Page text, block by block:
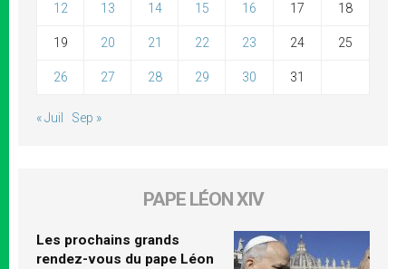
12 13 14 15 16 17 18
19 20 21 22 23 24 25
26 27 28 29 30 31
« Juil Sep »
PAPE LÉON XIV
Les prochains grands
rendez-vous du pape Léon